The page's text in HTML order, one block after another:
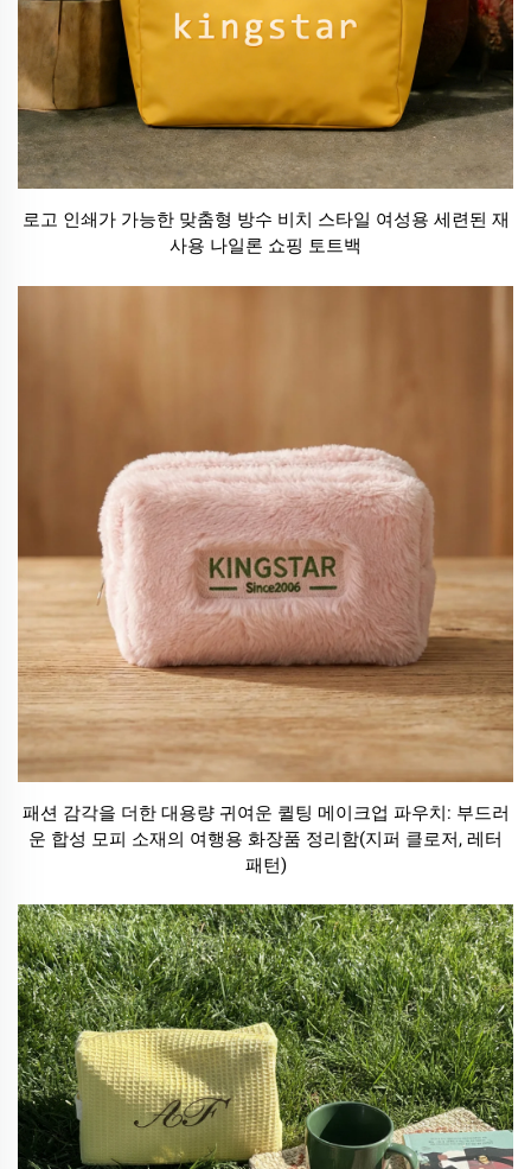
로고 인쇄가 가능한 맞춤형 방수 비치 스타일 여성용 세련된 재
사용 나일론 쇼핑 토트백
패션 감각을 더한 대용량 귀여운 퀼팅 메이크업 파우치: 부드러
운 합성 모피 소재의 여행용 화장품 정리함(지퍼 클로저, 레터
패턴)